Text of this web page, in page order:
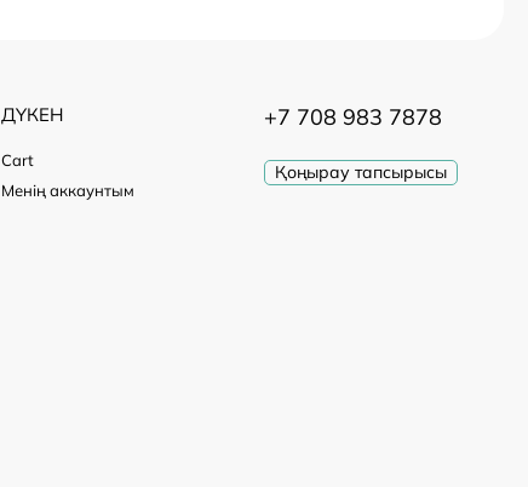
ДҮКЕН
Cart
Менің аккаунтым
+7 708 983 7878
Қоңырау тапсырысы